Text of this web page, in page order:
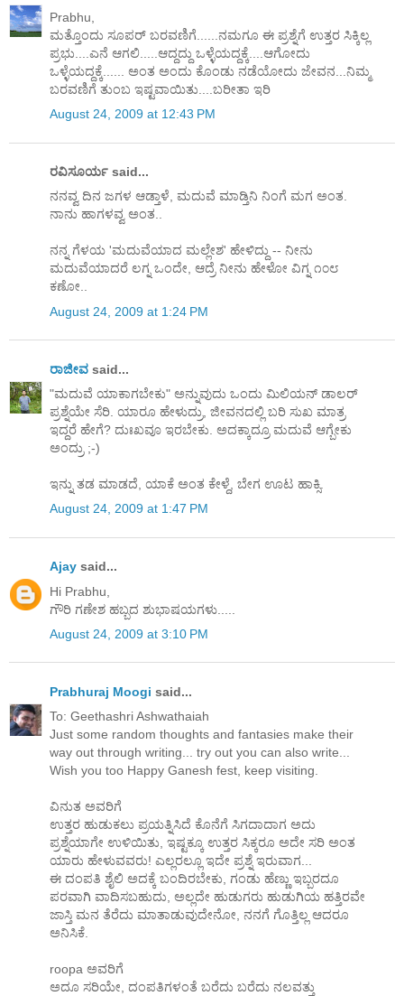
Prabhu,
ಮತ್ತೊಂದು ಸೂಪರ್ ಬರವಣಿಗೆ......ನಮಗೂ ಈ ಪ್ರಶ್ನೆಗೆ ಉತ್ತರ ಸಿಕ್ಕಿಲ್ಲ
ಪ್ರಭು....ಎನೆ ಆಗಲಿ.....ಆದ್ದದ್ದು ಒಳ್ಳೆಯದ್ದಕ್ಕೆ....ಆಗೋದು
ಒಳ್ಳೆಯದ್ದಕ್ಕೆ...... ಅಂತ ಅಂದು ಕೊಂಡು ನಡೆಯೋದು ಜೇವನ...ನಿಮ್ಮ
ಬರವಣಿಗೆ ತುಂಬ ಇಷ್ಟವಾಯಿತು....ಬರೀತಾ ಇರಿ
August 24, 2009 at 12:43 PM
ರವಿಸೂರ್ಯ said...
ನನವ್ವ ದಿನ ಜಗಳ ಆಡ್ತಾಳೆ, ಮದುವೆ ಮಾಡ್ತಿನಿ ನಿಂಗೆ ಮಗ ಅಂತ.
ನಾನು ಹಾಗಳವ್ವ ಅಂತ..
ನನ್ನ ಗೆಳಯ 'ಮದುವೆಯಾದ ಮಲ್ಲೇಶ' ಹೇಳಿದ್ದು -- ನೀನು
ಮದುವೆಯಾದರೆ ಲಗ್ನ ಒಂದೇ, ಆದ್ರೆ ನೀನು ಹೇಳೋ ವಿಗ್ನ ೧೦೮
ಕಣೋ..
August 24, 2009 at 1:24 PM
ರಾಜೀವ said...
"ಮದುವೆ ಯಾಕಾಗಬೇಕು" ಅನ್ನುವುದು ಒಂದು ಮಿಲಿಯನ್ ಡಾಲರ್
ಪ್ರಶ್ನೆಯೇ ಸೆರಿ. ಯಾರೂ ಹೇಳುದ್ರು, ಜೀವನದಲ್ಲಿ ಬರಿ ಸುಖ ಮಾತ್ರ
ಇದ್ದರೆ ಹೇಗೆ? ದುಃಖವೂ ಇರಬೇಕು. ಅದಕ್ಕಾದ್ರೂ ಮದುವೆ ಆಗ್ಬೇಕು
ಅಂದ್ರು ;-)
ಇನ್ನು ತಡ ಮಾಡದೆ, ಯಾಕೆ ಅಂತ ಕೇಳ್ದೆ, ಬೇಗ ಊಟ ಹಾಕ್ಸಿ.
August 24, 2009 at 1:47 PM
Ajay said...
Hi Prabhu,
ಗೌರಿ ಗಣೇಶ ಹಬ್ಬದ ಶುಭಾಷಯಗಳು.....
August 24, 2009 at 3:10 PM
Prabhuraj Moogi said...
To: Geethashri Ashwathaiah
Just some random thoughts and fantasies make their
way out through writing... try out you can also write...
Wish you too Happy Ganesh fest, keep visiting.
ವಿನುತ ಅವರಿಗೆ
ಉತ್ತರ ಹುಡುಕಲು ಪ್ರಯತ್ನಿಸಿದೆ ಕೊನೆಗೆ ಸಿಗದಾದಾಗ ಅದು
ಪ್ರಶ್ನೆಯಾಗೇ ಉಳಿಯಿತು, ಇಷ್ಟಕ್ಕೂ ಉತ್ತರ ಸಿಕ್ಕರೂ ಅದೇ ಸರಿ ಅಂತ
ಯಾರು ಹೇಳುವವರು! ಎಲ್ಲರಲ್ಲೂ ಇದೇ ಪ್ರಶ್ನೆ ಇರುವಾಗ...
ಈ ದಂಪತಿ ಶೈಲಿ ಅದಕ್ಕೆ ಬಂದಿರಬೇಕು, ಗಂಡು ಹೆಣ್ಣು ಇಬ್ಬರದೂ
ಪರವಾಗಿ ವಾದಿಸಬಹುದು, ಅಲ್ಲದೇ ಹುಡುಗರು ಹುಡುಗಿಯ ಹತ್ತಿರವೇ
ಜಾಸ್ತಿ ಮನ ತೆರೆದು ಮಾತಾಡುವುದೇನೋ, ನನಗೆ ಗೊತ್ತಿಲ್ಲ ಆದರೂ
ಅನಿಸಿಕೆ.
roopa ಅವರಿಗೆ
ಅದೂ ಸರಿಯೇ, ದಂಪತಿಗಳಂತೆ ಬರೆದು ಬರೆದು ನಲವತ್ತು